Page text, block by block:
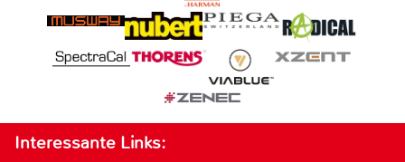
Interessante Links: